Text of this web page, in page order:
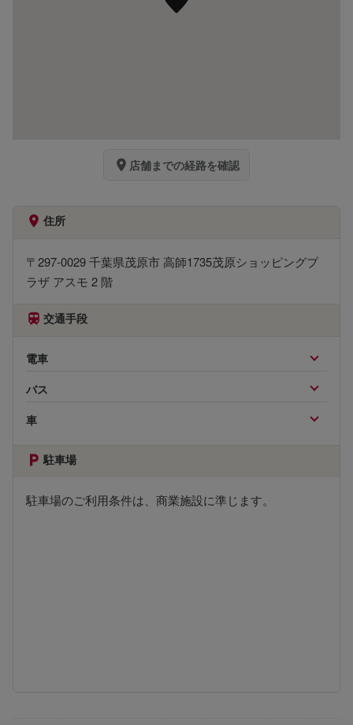
店舗までの経路を確認
住所
〒297-0029 千葉県茂原市 高師1735茂原ショッピングプ
ラザ アスモ 2 階
交通手段
電車
バス
車
駐車場
駐車場のご利用条件は、商業施設に準じます。